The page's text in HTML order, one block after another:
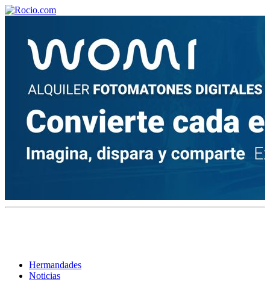
Hermandades
Noticias
¡Bienvenido! Soy el asistente virtual de rocio.com.
¿En qué puedo ayudarte?
¿Cuándo se construyó la primera ermita?
El traslado cada siete años